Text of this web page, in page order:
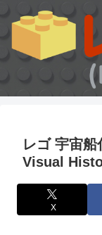
レゴ 宇宙
Visual
X